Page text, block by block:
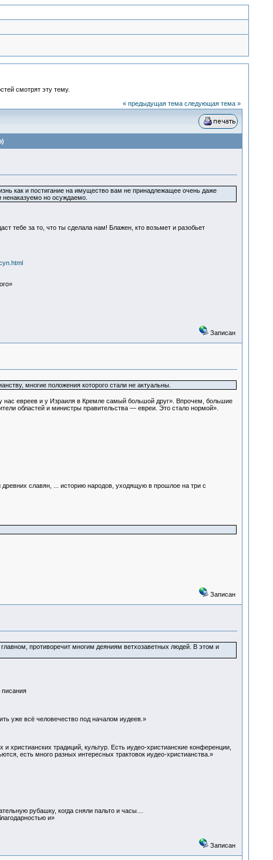
смотрят эту тему.
« предыдущая тема следующая тема »
как и постигание на имущество вам не принадлежащее очень даже
ненаказуемо но осуждаемо.
тебе за то, что ты сделала нам! Блажен, кто возьмет и разобьет
Записан
многие положения которого стали не актуальны.
нас евреев и у Израиля в Кремле самый большой друг». Впрочем, большие
областей и министры правительства — евреи. Это стало нормой».
славян, ... историю народов, уходящую в прошлое на три с
Записан
противоречит многим деяниям ветхозаветных людей. В этом и
писания
уже всё человечество под началом иудеев.»
христианских традиций, культур. Есть иудео-христианские конференции,
есть много разных интересных трактовок иудео-христианства.»
рубашку, когда сняли пальто и часы…
и»
Записан